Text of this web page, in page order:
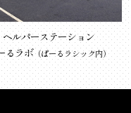
ヘルパーステーション
るラボ（ぱーるラシック内）